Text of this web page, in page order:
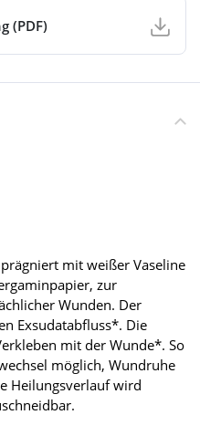
(PDF)
mit weißer Vaseline
zur
Wunden. Der
Exsudatabfluss*. Die
mit der Wunde*. So
möglich, Wundruhe
Heilungsverlauf wird